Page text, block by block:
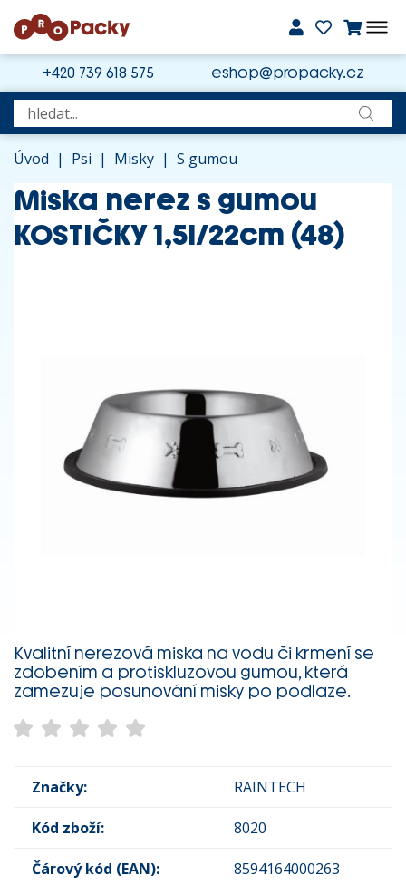
+420 739 618 575 eshop@propacky.cz
Úvod | Psi | Misky | S gumou
Miska nerez s gumou
KOSTIČKY 1,5l/22cm (48)
Kvalitní nerezová miska na vodu či krmení se
zdobením a protiskluzovou gumou, která
zamezuje posunování misky po podlaze.
Značky: RAINTECH
Kód zboží: 8020
Čárový kód (EAN): 8594164000263